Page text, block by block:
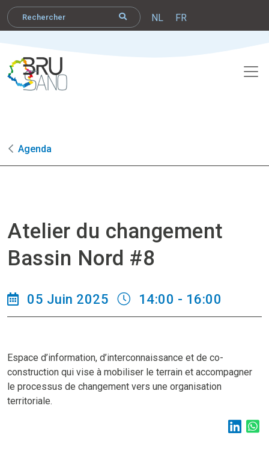
NL FR
Agenda
Atelier du changement
Bassin Nord #8
05 Juin 2025 14:00 - 16:00
Espace d’information, d’interconnaissance et de co-
construction qui vise à mobiliser le terrain et accompagner
le processus de changement vers une organisation
territoriale.